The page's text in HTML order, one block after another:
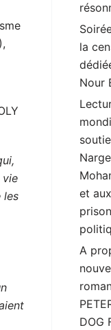
vie
les
la
Nour
et aux
A
DOG